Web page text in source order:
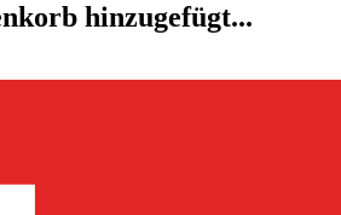
hinzugefügt...